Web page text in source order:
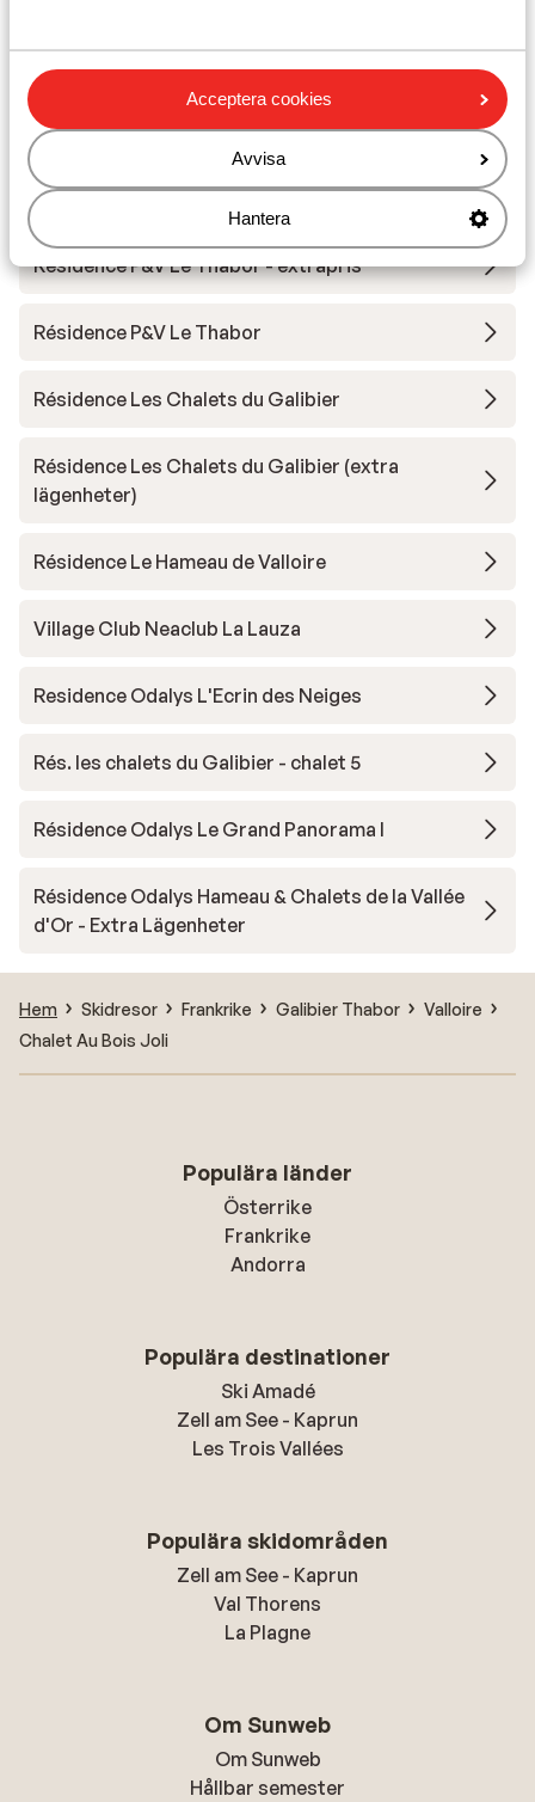
Acceptera cookies
Avvisa
Hantera
Résidence Les Chalets de Valoria
Résidence Les Chalets de Valoria - Extra
lägenheter
Résidence P&V Le Thabor - extrapris
Résidence P&V Le Thabor
Résidence Les Chalets du Galibier
Résidence Les Chalets du Galibier (extra
lägenheter)
Résidence Le Hameau de Valloire
Village Club Neaclub La Lauza
Residence Odalys L'Ecrin des Neiges
Rés. les chalets du Galibier - chalet 5
Résidence Odalys Le Grand Panorama I
Résidence Odalys Hameau & Chalets de la Vallée
d'Or - Extra Lägenheter
Hem Skidresor Frankrike Galibier Thabor
Valloire
Chalet Au Bois Joli
Populära länder
Österrike
Frankrike
Andorra
Populära destinationer
Ski Amadé
Zell am See - Kaprun
Les Trois Vallées
Populära skidområden
Zell am See - Kaprun
Val Thorens
La Plagne
Om Sunweb
Om Sunweb
Hållbar semester